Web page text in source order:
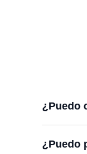
¿Puedo
¿Puedo